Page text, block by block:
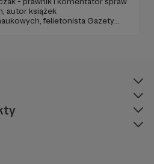
autor książek
felietonista Gazety